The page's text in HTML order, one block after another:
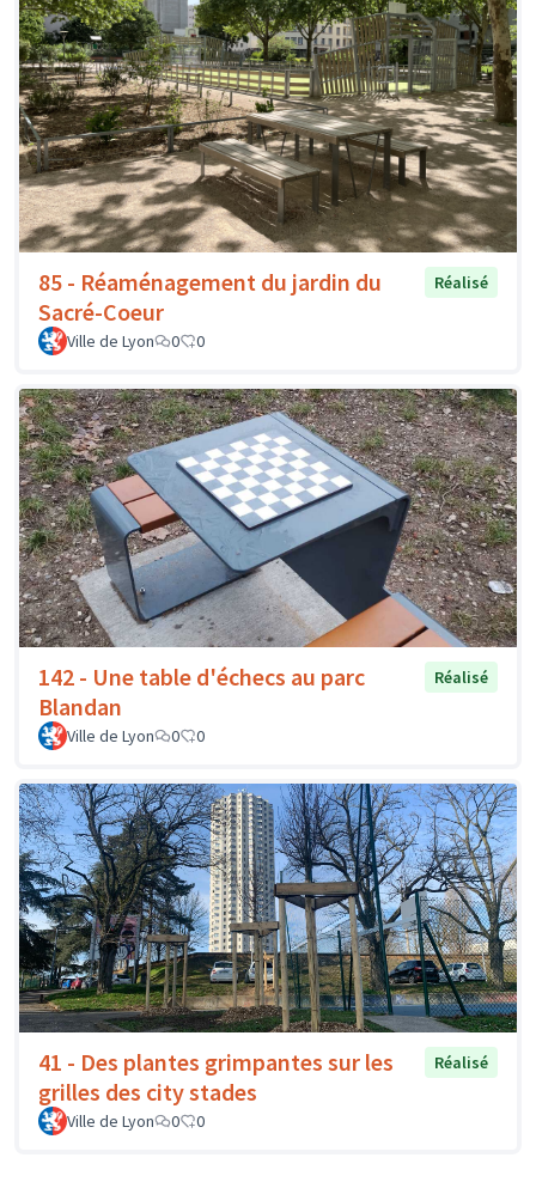
85 - Réaménagement du jardin du
Sacré-Coeur
Réalisé
Ville de Lyon 0 0
142 - Une table d'échecs au parc
Blandan
Réalisé
Ville de Lyon 0 0
41 - Des plantes grimpantes sur les
grilles des city stades
Réalisé
Ville de Lyon 0 0